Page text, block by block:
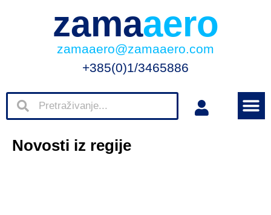
zamaaero
zamaaero@zamaaero.com
+385(0)1/3465886
Novosti iz regije